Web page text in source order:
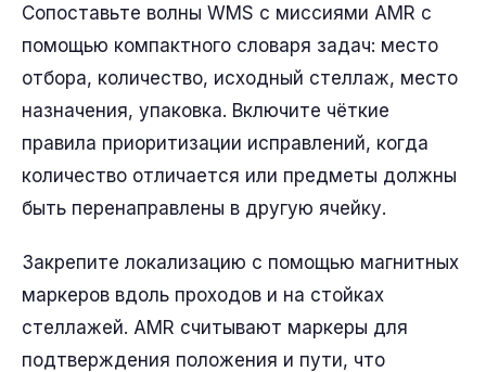
Сопоставьте волны WMS с миссиями AMR с
помощью компактного словаря задач: место
отбора, количество, исходный стеллаж, место
назначения, упаковка. Включите чёткие
правила приоритизации исправлений, когда
количество отличается или предметы должны
быть перенаправлены в другую ячейку.
Закрепите локализацию с помощью магнитных
маркеров вдоль проходов и на стойках
стеллажей. AMR считывают маркеры для
подтверждения положения и пути, что